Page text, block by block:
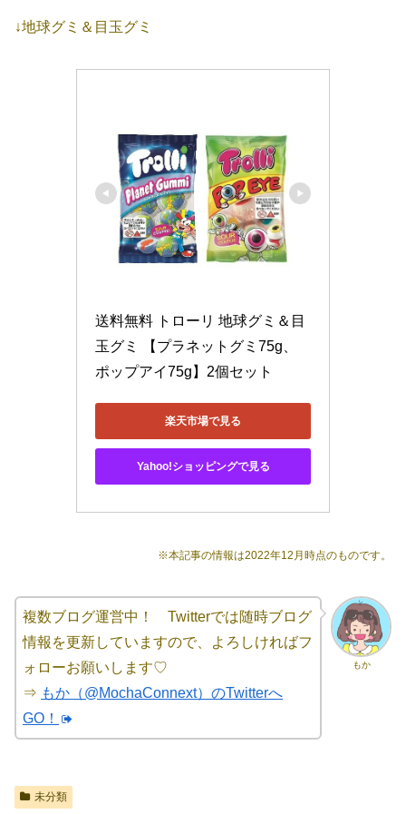
↓地球グミ＆目玉グミ
送料無料 トローリ 地球グミ＆目
玉グミ 【プラネットグミ75g、
ポップアイ75g】2個セット
楽天市場で見る
Yahoo!ショッピングで見る
※本記事の情報は2022年12月時点のものです。
もか
複数ブログ運営中！ Twitterでは随時ブログ
情報を更新していますので、よろしければフ
ォローお願いします♡
⇒ もか（@MochaConnext）のTwitterへ
GO！
未分類